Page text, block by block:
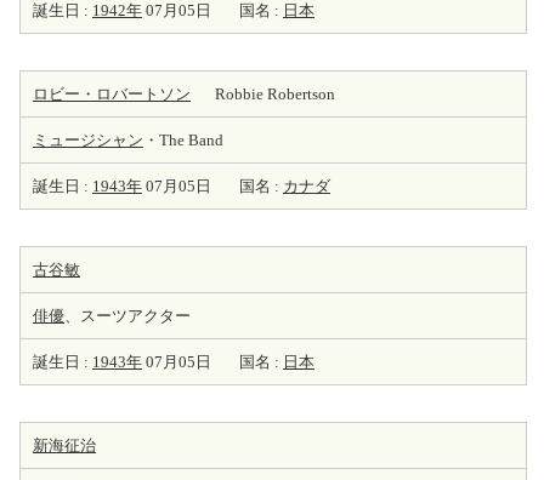
誕生日 : 1942年 07月05日 国名 : 日本
ロビー・ロバートソン Robbie Robertson
ミュージシャン ・The Band
誕生日 : 1943年 07月05日 国名 : カナダ
古谷敏
俳優、スーツアクター
誕生日 : 1943年 07月05日 国名 : 日本
新海征治